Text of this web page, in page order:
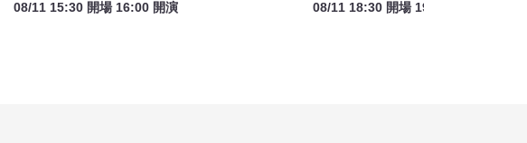
08/11 15:30 開場 16:00 開演 08/11 18:30 開場 19:00 開演